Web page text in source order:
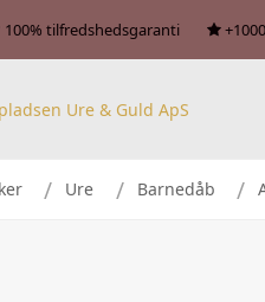
100% tilfredshedsgaranti
Ure Barnedåb